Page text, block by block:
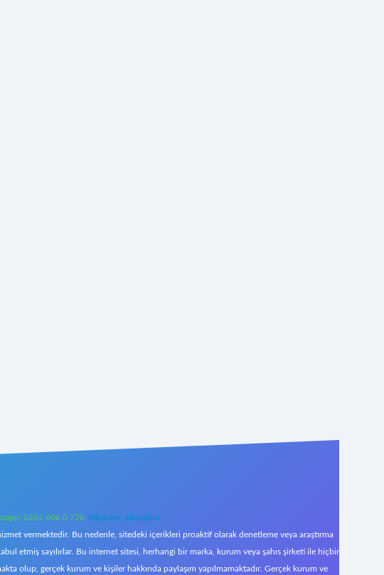
0262 606 0 726 Telegram: @karabul
vermektedir. Bu nedenle, sitedeki içerikleri proaktif olarak denetleme veya araştırma
etmiş sayılırlar. Bu internet sitesi, herhangi bir marka, kurum veya şahıs şirketi ile hiçbir
olup, gerçek kurum ve kişiler hakkında paylaşım yapılmamaktadır. Gerçek kurum ve